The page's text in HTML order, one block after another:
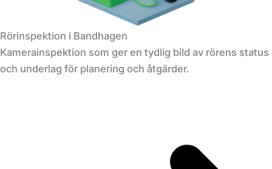
Rörinspektion i Bandhagen
Kamerainspektion som ger en tydlig bild av rörens status
och underlag för planering och åtgärder.